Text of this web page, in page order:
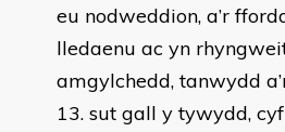
eu nodweddion, a’r
lledaenu ac yn
amgylchedd, tanwydd
sut gall y tywydd,